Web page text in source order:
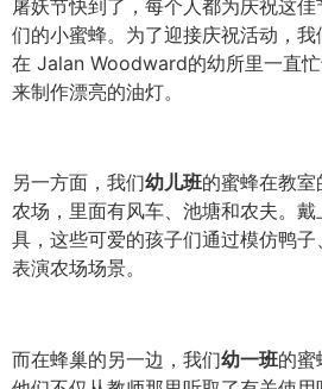
屠妖节快到了，每个人都为庆祝这
们的小蜜蜂。为了迎接庆祝活动，我
在 Jalan Woodward的幼所里一直
来制作漂亮的油灯。
另一方面，我们幼儿班的蜜蜂在教
农场，里面有风车、池塘和农夫。
具，这些可爱的孩子们通过模仿鸭
表演农场场景。
而在蜂巢的另一边，我们幼一班的蜜